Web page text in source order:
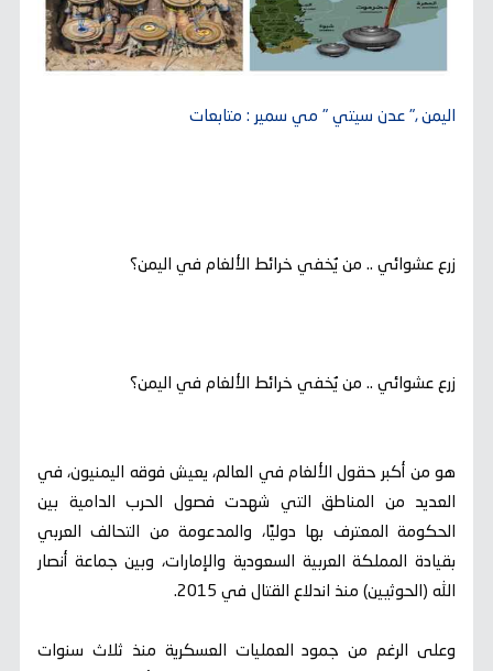
اليمن ," عدن سيتي " مي سمير : متابعات
زرع عشوائي .. من يُخفي خرائط الألغام في اليمن؟
زرع عشوائي .. من يُخفي خرائط الألغام في اليمن؟
هو من أكبر حقول الألغام في العالم، يعيش فوقه اليمنيون، في
العديد من المناطق التي شهدت فصول الحرب الدامية بين
الحكومة المعترف بها دوليًا، والمدعومة من التحالف العربي
بقيادة المملكة العربية السعودية والإمارات، وبين جماعة أنصار
الله (الحوثيين) منذ اندلاع القتال في 2015.
وعلى الرغم من جمود العمليات العسكرية منذ ثلاث سنوات